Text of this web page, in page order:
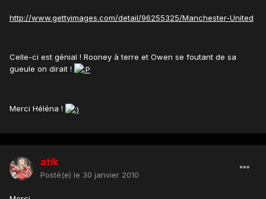
http://www.gettyimages.com/detail/96255325/Manchester-United
Celle-ci est génial ! Rooney à terre et Owen se foutant de sa
gueule on dirait !
Merci Héléna !
atik
Posté(e) le 30 janvier 2010